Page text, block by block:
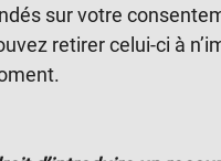
sur votre
retirer celui-ci à